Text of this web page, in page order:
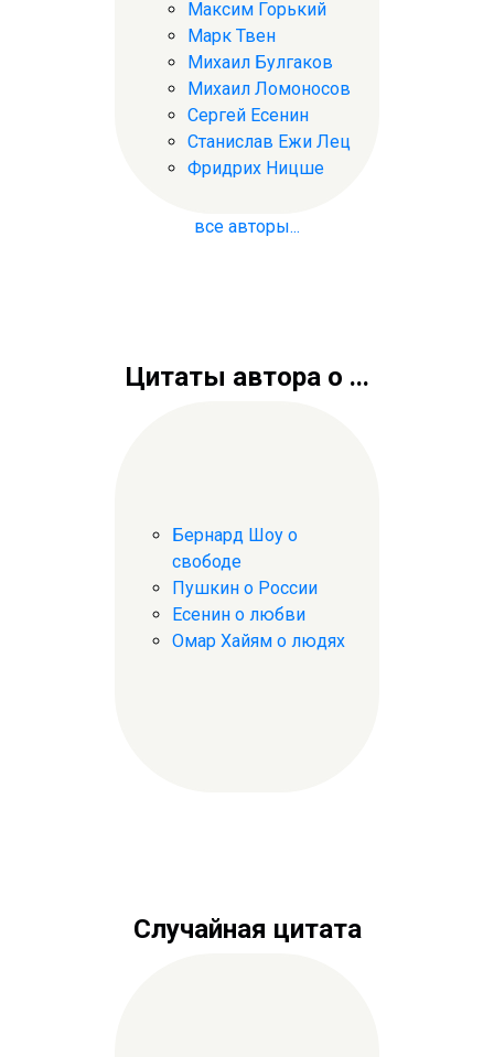
Максим Горький
Марк Твен
Михаил Булгаков
Михаил Ломоносов
Сергей Есенин
Станислав Ежи Лец
Фридрих Ницше
все авторы...
Цитаты автора о ...
Бернард Шоу о
свободе
Пушкин о России
Есенин о любви
Омар Хайям о людях
Случайная цитата